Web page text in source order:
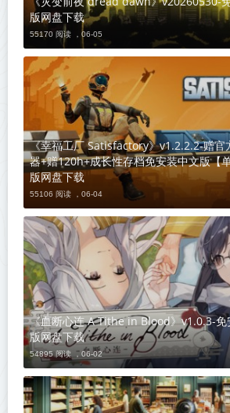
版网盘下载
55170 阅读 ， 06-05
《幸福工厂 Satisfactory》v1.2.2.2-赠官
器+赠120h+成长性存档免安装中文版【
版网盘下载
55106 阅读 ， 06-04
《血断心连 A Tithe in Blood》v1.0.3-免
版网盘下载
54895 阅读 ， 06-02